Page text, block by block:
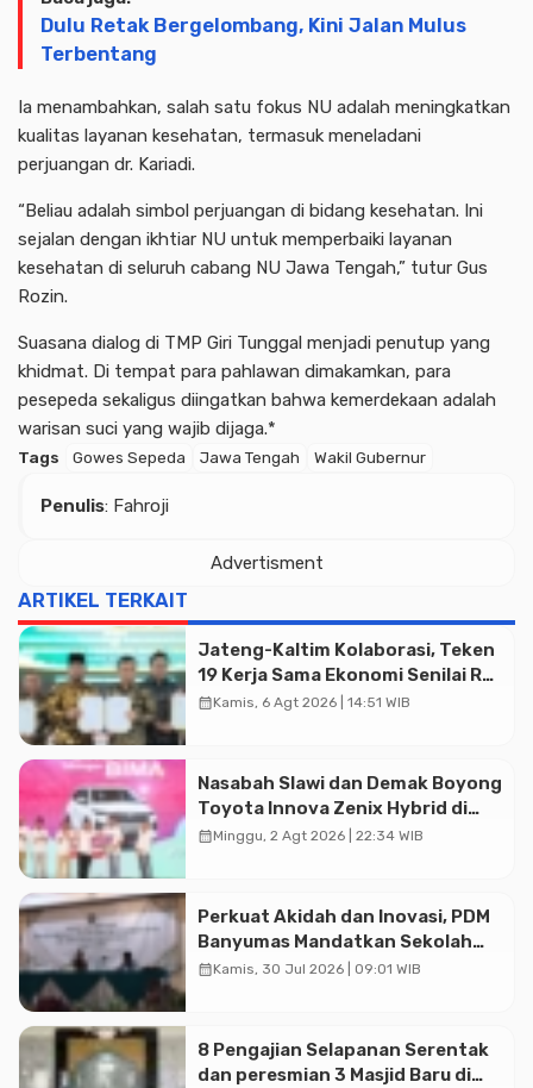
Advertisment
Dulu Retak Bergelombang, Kini Jalan Mulus
Terbentang
Ia menambahkan, salah satu fokus NU adalah meningkatkan
kualitas layanan kesehatan, termasuk meneladani
perjuangan dr. Kariadi.
“Beliau adalah simbol perjuangan di bidang kesehatan. Ini
sejalan dengan ikhtiar NU untuk memperbaiki layanan
kesehatan di seluruh cabang NU Jawa Tengah,” tutur Gus
Rozin.
Suasana dialog di TMP Giri Tunggal menjadi penutup yang
khidmat. Di tempat para pahlawan dimakamkan, para
pesepeda sekaligus diingatkan bahwa kemerdekaan adalah
warisan suci yang wajib dijaga.*
Tags Gowes Sepeda Jawa Tengah Wakil Gubernur
Penulis: Fahroji
Advertisment
ARTIKEL TERKAIT
Jateng-Kaltim Kolaborasi, Teken
19 Kerja Sama Ekonomi Senilai Rp
20,2 Triliun
calendar_monthKamis, 6 Agt 2026 | 14:51 WIB
Nasabah Slawi dan Demak Boyong
Toyota Innova Zenix Hybrid di
Undian Tabungan Bima Bank
calendar_monthMinggu, 2 Agt 2026 | 22:34 WIB
Perkuat Akidah dan Inovasi, PDM
Banyumas Mandatkan Sekolah
Muhammadiyah Jadi Pilihan
calendar_monthKamis, 30 Jul 2026 | 09:01 WIB
8 Pengajian Selapanan Serentak
dan peresmian 3 Masjid Baru di